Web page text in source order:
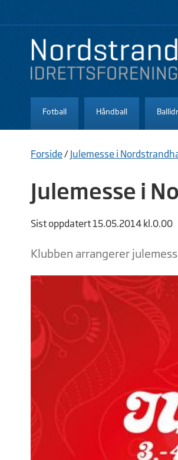
Fotball Håndball
Forside/ Julemesse i
Julemesse i
Sist oppdatert 15.05.2014 kl.0.00
Klubben arrangerer